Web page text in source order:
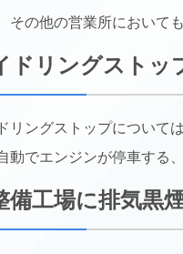
その他の営業所において
ドリングストッ
リングストップについて
動でエンジンが停車する
備工場に排気黒